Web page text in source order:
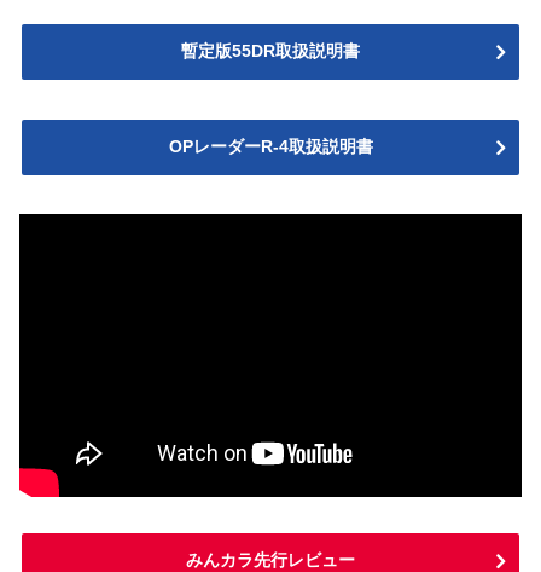
暫定版55DR取扱説明書
OPレーダーR-4取扱説明書
みんカラ先行レビュー